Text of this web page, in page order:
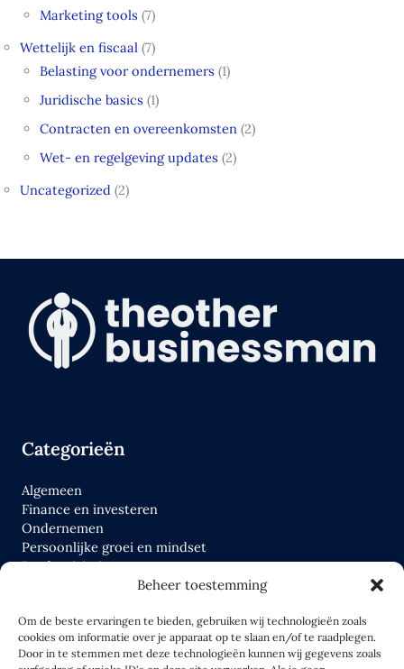
Beheer toestemming
Om de beste ervaringen te bieden, gebruiken wij technologieën zoals
cookies om informatie over je apparaat op te slaan en/of te raadplegen.
Door in te stemmen met deze technologieën kunnen wij gegevens zoals
Marketing tools (7)
Wettelijk en fiscaal (7)
Belasting voor ondernemers (1)
Juridische basics (1)
Contracten en overeenkomsten (2)
Wet- en regelgeving updates (2)
Uncategorized (2)
Categorieën
Algemeen
Finance en investeren
Ondernemen
Persoonlijke groei en mindset
Productiviteit
Links